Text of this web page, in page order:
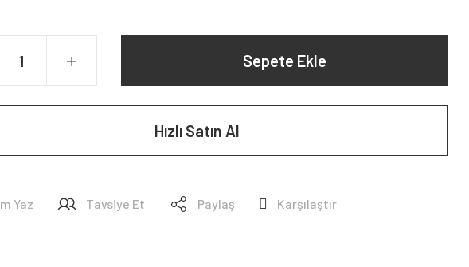
Sepete Ekle
Hızlı Satın Al
Yaz Tavsiye Et Paylaş Karşılaştır